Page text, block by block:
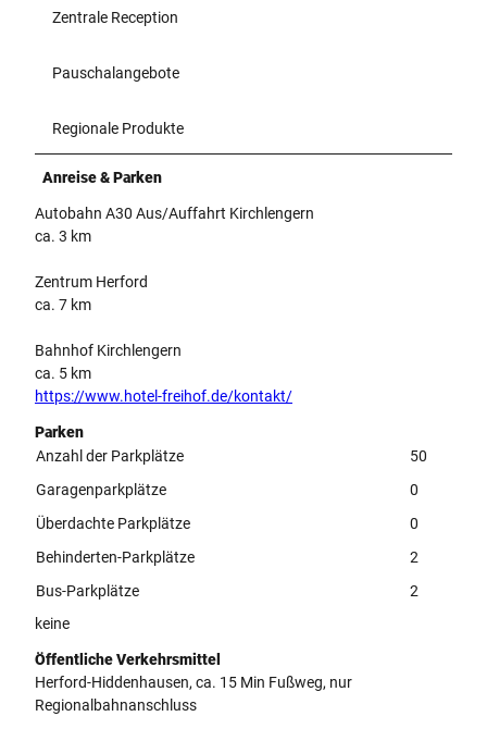
Zentrale Reception
Pauschalangebote
Regionale Produkte
Anreise & Parken
Autobahn A30 Aus/Auffahrt Kirchlengern
ca. 3 km
Zentrum Herford
ca. 7 km
Bahnhof Kirchlengern
ca. 5 km
https://www.hotel-freihof.de/kontakt/
Parken
Anzahl der Parkplätze
50
Garagenparkplätze
0
Überdachte Parkplätze
0
Behinderten-Parkplätze
2
Bus-Parkplätze
2
keine
Öffentliche Verkehrsmittel
Herford-Hiddenhausen, ca. 15 Min Fußweg, nur
Regionalbahnanschluss